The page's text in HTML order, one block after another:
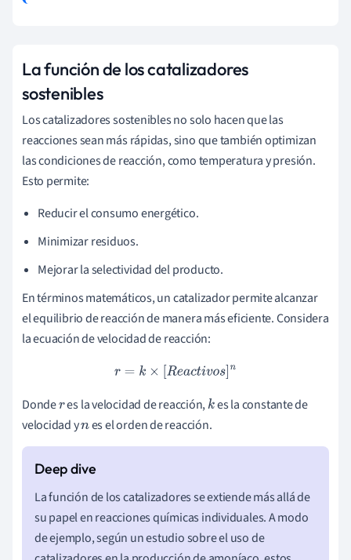
La función de los catalizadores
sostenibles
Los catalizadores sostenibles no solo hacen que las
reacciones sean más rápidas, sino que también optimizan
las condiciones de reacción, como temperatura y presión.
Esto permite:
Reducir el consumo energético.
Minimizar residuos.
Mejorar la selectividad del producto.
En términos matemáticos, un catalizador permite alcanzar
el equilibrio de reacción de manera más eficiente. Considera
la ecuación de velocidad de reacción:
r =k ×[ eactivos]n
Donderes la velocidad de reacción,kes la constante de
velocidad ynes el orden de reacción.
La función de los catalizadores se extiende más allá de
su papel en reacciones químicas individuales. A modo
de ejemplo, según un estudio sobre el uso de